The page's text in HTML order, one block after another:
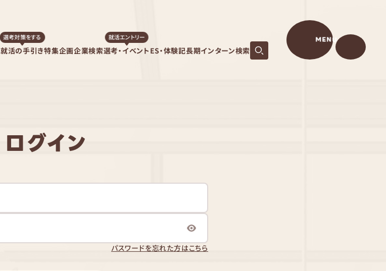
就活の手引き
選考対策をする
特集企画企業検索選考・イベント
就活エントリー
ES・体験記長期インターン検索
MENU
ログイン
パスワードを忘れた方はこちら